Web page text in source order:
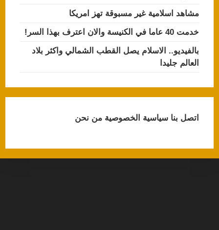
مشاهد اسلامية غير مسبوقة تهز امريكا
خدمت 40 عاما في الكنيسة والان اعترف بهذا السر!
بالفيديو.. الاسلام يصل القطب الشمالي واكثر بلاد
العالم جليدا
اتصل بناسياسية الخصوصيةمن نحن